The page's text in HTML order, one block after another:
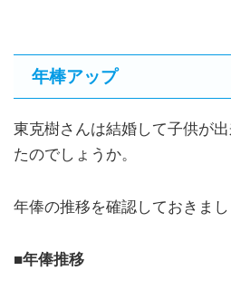
年棒アップ
東克樹さんは結婚して子供が
たのでしょうか。
年俸の推移を確認しておきまし
■年俸推移